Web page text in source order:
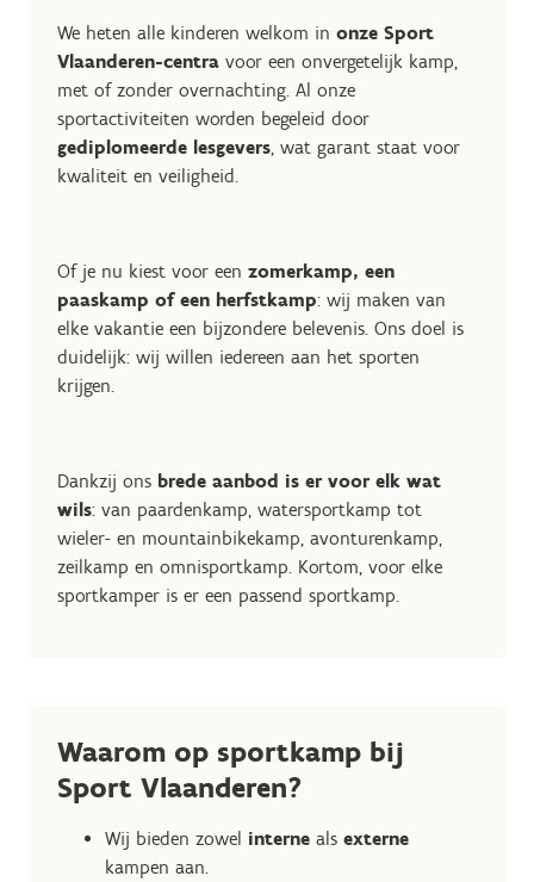
We heten alle kinderen welkom in onze Sport
Vlaanderen-centra voor een onvergetelijk kamp,
met of zonder overnachting. Al onze
sportactiviteiten worden begeleid door
gediplomeerde lesgevers , wat garant staat voor
kwaliteit en veiligheid.
Of je nu kiest voor een zomerkamp, een
paaskamp of een herfstkamp: wij maken van
elke vakantie een bijzondere belevenis. Ons doel is
duidelijk: wij willen iedereen aan het sporten
krijgen.
Dankzij ons brede aanbod is er voor elk wat
wils: van paardenkamp, watersportkamp tot
wieler- en mountainbikekamp, avonturenkamp,
zeilkamp en omnisportkamp. Kortom, voor elke
sportkamper is er een passend sportkamp.
Waarom op sportkamp bij
Sport Vlaanderen?
Wij bieden zowel interne als externe
kampen aan.